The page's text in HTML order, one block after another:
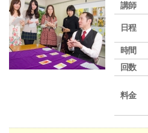
講師
日程
時間
回数
料金